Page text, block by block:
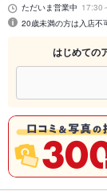
ただいま営業中 17:30
20歳未満の方は入店不
はじめての